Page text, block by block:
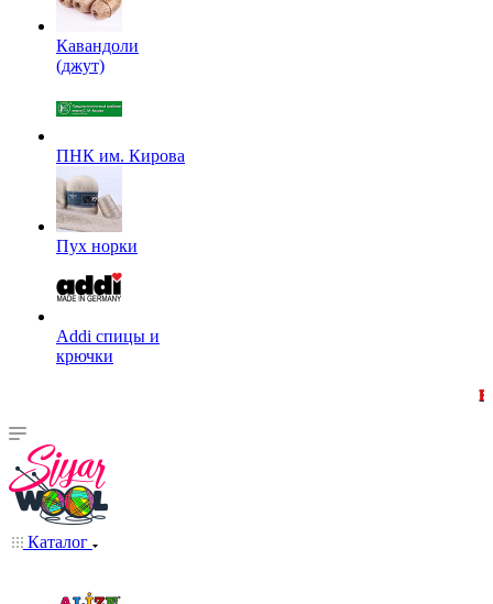
Кавандоли
(джут)
ПНК им. Кирова
Пух норки
Addi спицы и
крючки
Внимание!
Каталог